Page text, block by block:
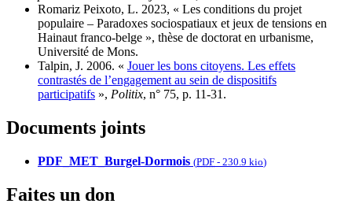
Romariz Peixoto, L. 2023, « Les conditions du projet
populaire – Paradoxes sociospatiaux et jeux de tensions en
Hainaut franco-belge », thèse de doctorat en urbanisme,
Université de Mons.
Talpin, J. 2006. « Jouer les bons citoyens. Les effets
contrastés de l’engagement au sein de dispositifs
participatifs », Politix, n° 75, p. 11-31.
Documents joints
PDF_MET_Burgel-Dormois (PDF - 230.9 kio)
Faites un don